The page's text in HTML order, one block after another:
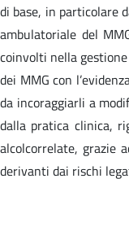
di base, in particolare
ambulatoriale del
coinvolti nella
dei MMG con
da incoraggiarli a
dalla pratica clinica,
alcolcorrelate, grazie
derivanti dai rischi